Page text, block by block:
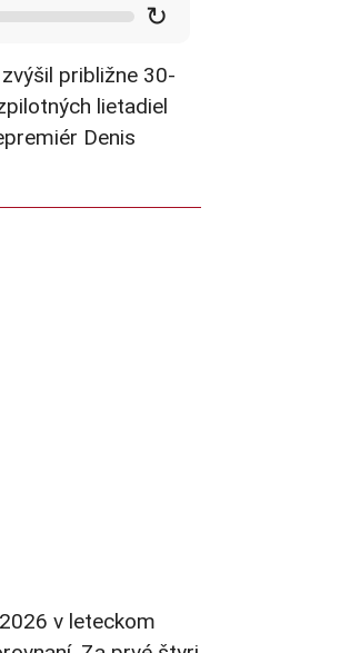
↻
približne 30-
lietadiel
Denis
v leteckom